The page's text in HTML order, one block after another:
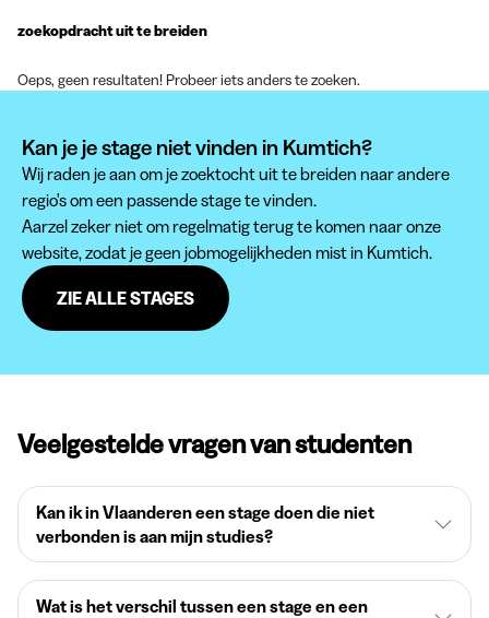
zoekopdracht uit te breiden
Oeps, geen resultaten! Probeer iets anders te zoeken.
Kan je je stage niet vinden in Kumtich?
Wij raden je aan om je zoektocht uit te breiden naar andere
regio's om een passende stage te vinden.
Aarzel zeker niet om regelmatig terug te komen naar onze
website, zodat je geen jobmogelijkheden mist in Kumtich.
ZIE ALLE STAGES
Veelgestelde vragen van studenten
Kan ik in Vlaanderen een stage doen die niet
verbonden is aan mijn studies?
Wat is het verschil tussen een stage en een